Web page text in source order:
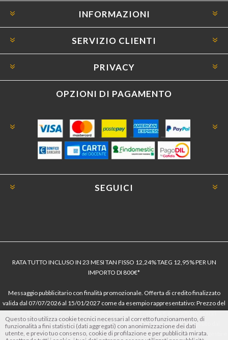
INFORMAZIONI
SERVIZIO CLIENTI
PRIVACY
OPZIONI DI PAGAMENTO
SEGUICI
RATA TUTTO INCLUSO IN 23 MESI TAN FISSO 12,24% TAEG 12,95% PER UN
IMPORTO DI 800€*
Messaggio pubblicitario con finalità promozionale. Offerta di credito finalizzato
valida dal 07/07/2026 al 15/01/2027 come da esempio rappresentativo: Prezzo del
bene € 800, Tan fisso 12,24% Taeg 12,95%, in 23 rate da € 40 costi accessori
dell’offerta azzerati. Importo totale del credito € 800. Importo totale dovuto dal
Consumatore € 920. Decorrenza media della prima rata a 90 giorni. Al fine di gestire
Questo sito utilizza cookie tecnici necessari al corretto funzionamento, di
funzionalità a fini statistici (dati aggregati) con anonimizzazione dei dati
utente, e previo tuo consenso, cookie di profilazione e per pubblicità mirata.